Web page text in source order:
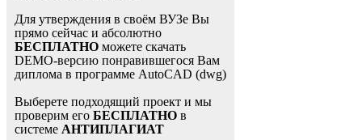
Для утверждения в своём ВУЗе Вы
прямо сейчас и абсолютно
БЕСПЛАТНО можете скачать
DEMO-версию понравившегося Вам
диплома в программе AutoCAD (dwg)
Выберете подходящий проект и мы
проверим его БЕСПЛАТНО в
системе АНТИПЛАГИАТ